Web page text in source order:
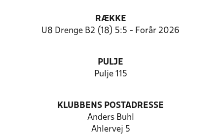
RÆKKE
U8 Drenge B2 (18) 5:5 - Forår 2026
PULJE
Pulje 115
KLUBBENS POSTADRESSE
Anders Buhl
Ahlervej 5